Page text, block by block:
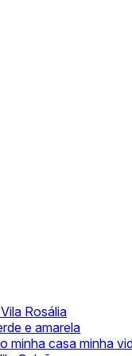
Rosália
e amarela
minha casa minha